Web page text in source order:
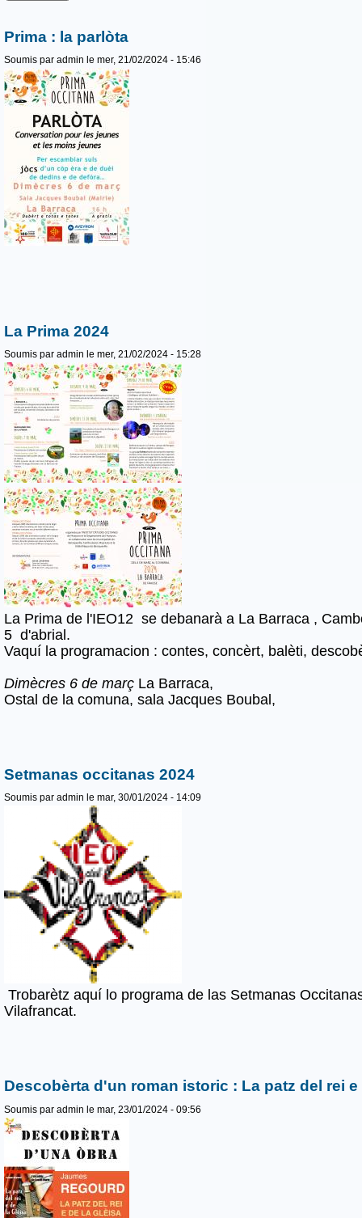
Prima : la parlòta
Soumis par admin le mer, 21/02/2024 - 15:46
La Prima 2024
Soumis par admin le mer, 21/02/2024 - 15:28
La Prima de l'IEO12 se debanarà a La Barraca ,
5 d'abrial.
Vaquí la programacion : contes, concèrt, balèti,
Dimècres 6 de març La Barraca,
Ostal de la comuna, sala Jacques Boubal,
Setmanas occitanas 2024
Soumis par admin le mar, 30/01/2024 - 14:09
Trobarètz aquí lo programa de las Setmanas
Vilafrancat.
Descobèrta d'un roman istoric : La patz del rei
Soumis par admin le mar, 23/01/2024 - 09:56